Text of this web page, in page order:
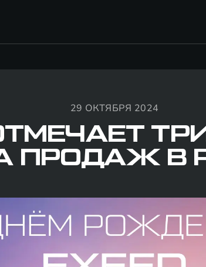
29 ОКТЯБРЯ 2024
ПРОДАЖ В